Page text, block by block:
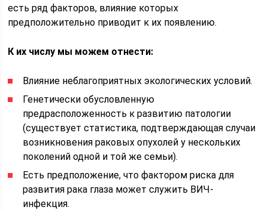
есть ряд факторов, влияние которых
предположительно приводит к их появлению.
К их числу мы можем отнести:
Влияние неблагоприятных экологических условий.
Генетически обусловленную
предрасположенность к развитию патологии
(существует статистика, подтверждающая случаи
возникновения раковых опухолей у нескольких
поколений одной и той же семьи).
Есть предположение, что фактором риска для
развития рака глаза может служить ВИЧ-
инфекция.